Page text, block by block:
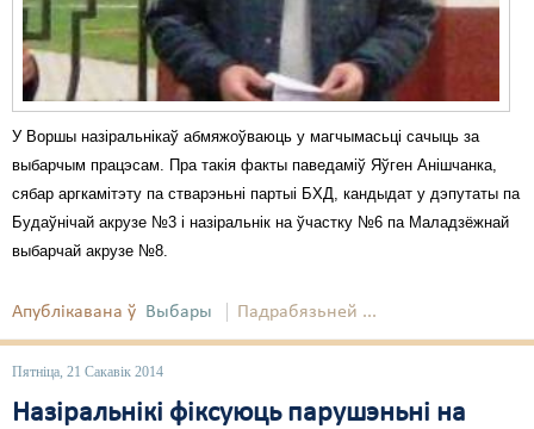
У Воршы назіральнікаў абмяжоўваюць у магчымасьці сачыць за
выбарчым працэсам. Пра такія факты паведаміў Яўген Анішчанка,
сябар аргкамітэту па стварэньні партыі БХД, кандыдат у дэпутаты па
Будаўнічай акрузе №3 і назіральнік на ўчастку №6 па Маладзёжнай
выбарчай акрузе №8.
Апублікавана ў Выбары Падрабязьней ...
Пятніца, 21 Сакавік 2014
Назіральнікі фіксуюць парушэньні на